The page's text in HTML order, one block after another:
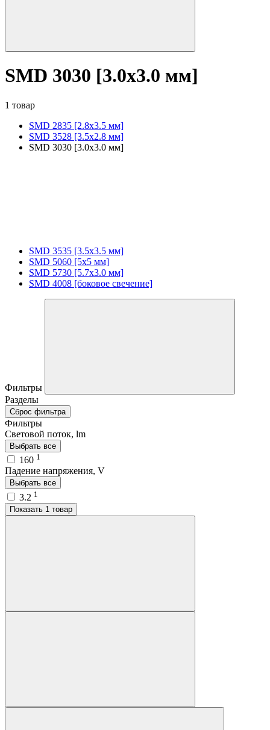
SMD 3030 [3.0x3.0 мм]
1 товар
SMD 2835 [2.8x3.5 мм]
SMD 3528 [3.5х2.8 мм]
SMD 3030 [3.0x3.0 мм]
SMD 3535 [3.5x3.5 мм]
SMD 5060 [5x5 мм]
SMD 5730 [5.7х3.0 мм]
SMD 4008 [боковое свечение]
Фильтры
Разделы
Сброс фильтра
Фильтры
Световой поток, lm
Выбрать все
160 1
Падение напряжения, V
Выбрать все
3.2 1
Показать 1 товар